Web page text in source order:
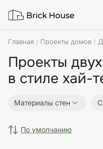
Главная Проекты домов
Проекты
в стиле хай-
Материалы стен
по умолчанию